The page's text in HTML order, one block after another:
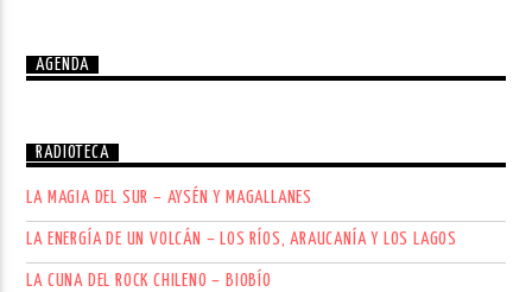
AGENDA
RADIOTECA
LA MAGIA DEL SUR – AYSÉN Y MAGALLANES
LA ENERGÍA DE UN VOLCÁN – LOS RÍOS, ARAUCANÍA Y LOS LAGOS
LA CUNA DEL ROCK CHILENO – BIOBÍO